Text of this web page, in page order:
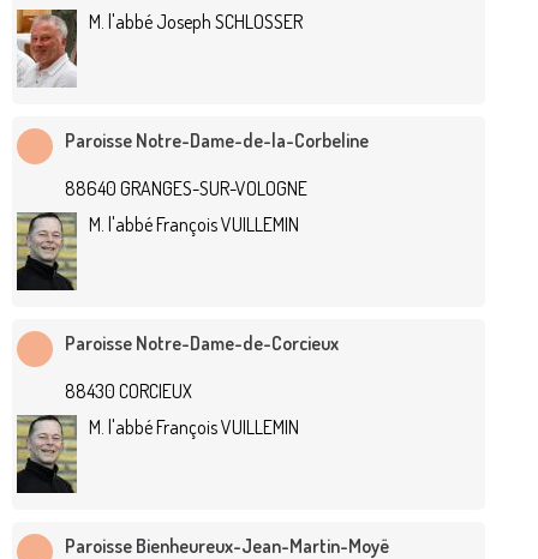
M. l'abbé Joseph SCHLOSSER
Paroisse Notre-Dame-de-la-Corbeline
88640 GRANGES-SUR-VOLOGNE
M. l'abbé François VUILLEMIN
Paroisse Notre-Dame-de-Corcieux
88430 CORCIEUX
M. l'abbé François VUILLEMIN
Paroisse Bienheureux-Jean-Martin-Moyë